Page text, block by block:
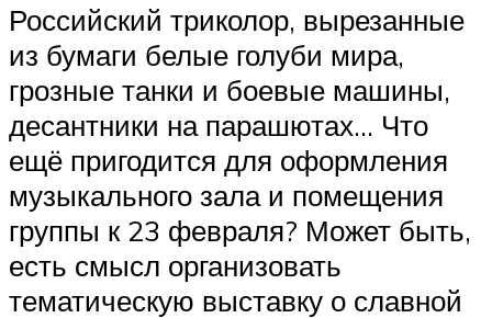
Российский триколор, вырезанные
из бумаги белые голуби мира,
грозные танки и боевые машины,
десантники на парашютах… Что
ещё пригодится для оформления
музыкального зала и помещения
группы к 23 февраля? Может быть,
есть смысл организовать
тематическую выставку о славной